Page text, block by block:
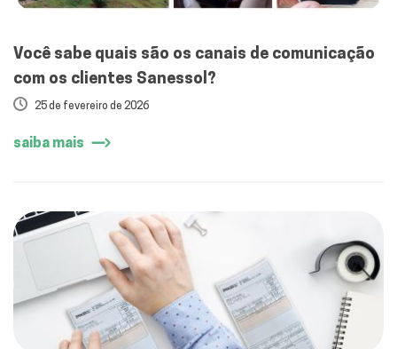
Você sabe quais são os canais de comunicação
com os clientes Sanessol?
25 de fevereiro de 2026
saiba mais